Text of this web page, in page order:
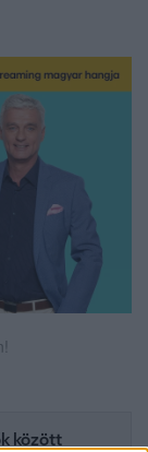
között